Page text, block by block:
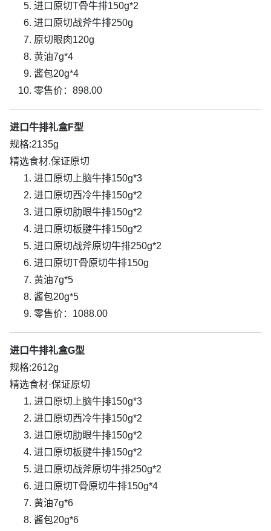
进口原切T骨牛排150g*2
进口原切战斧牛排250g
原切眼肉120g
黄油7g*4
酱包20g*4
零售价：898.00
进口牛排礼盒F型
规格:2135g
精选食材.保证原切
进口原切上脑牛排150g*3
进口原切西冷牛排150g*2
进口原切肋眼牛排150g*2
进口原切板腱牛排150g*2
进口原切战斧原切牛排250g*2
进口原切T骨原切牛排150g
黄油7g*5
酱包20g*5
零售价：1088.00
进口牛排礼盒G型
规格:2612g
精选食材·保证原切
进口原切上脑牛排150g*3
进口原切西冷牛排150g*2
进口原切肋眼牛排150g*2
进口原切板腱牛排150g*2
进口原切战斧原切牛排250g*2
进口原切T骨原切牛排150g*4
黄油7g*6
酱包20g*6